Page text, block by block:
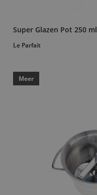
Super Glazen Pot 250 ml
Le Parfait
Meer